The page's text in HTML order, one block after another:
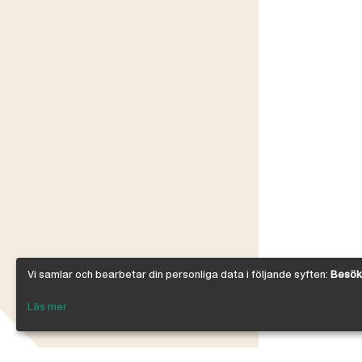
Vi samlar och bearbetar din personliga data i följande syften:
Läs mer